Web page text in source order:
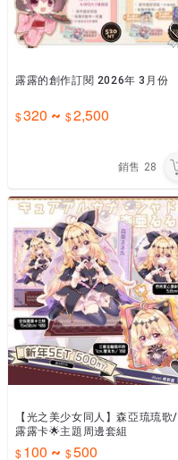
露露的創作訂閱 2026年 3月份
320 ~ 2,500
銷售 28
【光之美少女同人】森亞琉琉歌/
露露卡🌟主題周邊套組
100 ~ 500